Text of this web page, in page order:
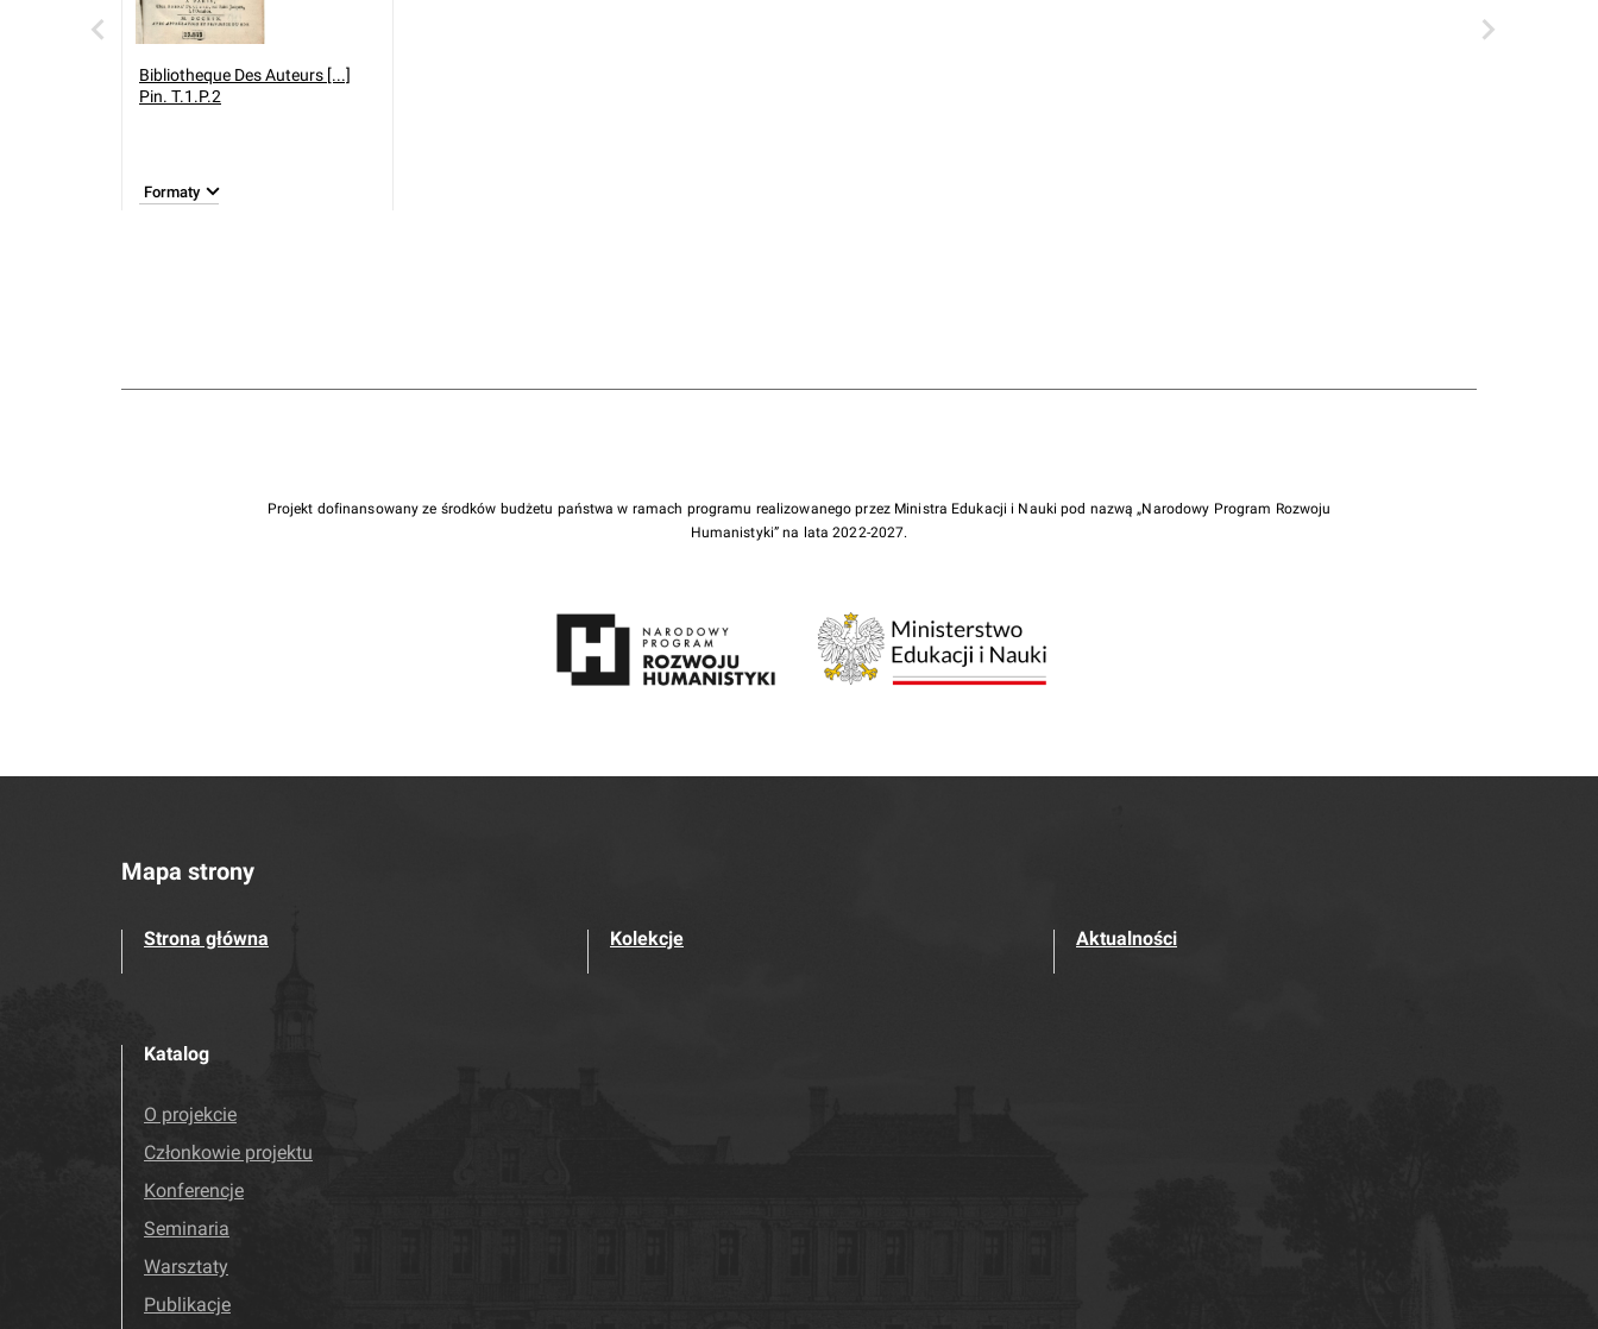
Bibliotheque Des Auteurs [...]
Pin. T.1.P.2
Formaty
Projekt dofinansowany ze środków budżetu państwa w ramach programu realizowanego przez Ministra Edukacji i Nauki pod nazwą „Narodowy Program Rozwoju
Humanistyki” na lata 2022-2027.
Mapa strony
Strona główna Kolekcje Aktualności
Katalog
O projekcie
Członkowie projektu
Konferencje
Seminaria
Warsztaty
Publikacje